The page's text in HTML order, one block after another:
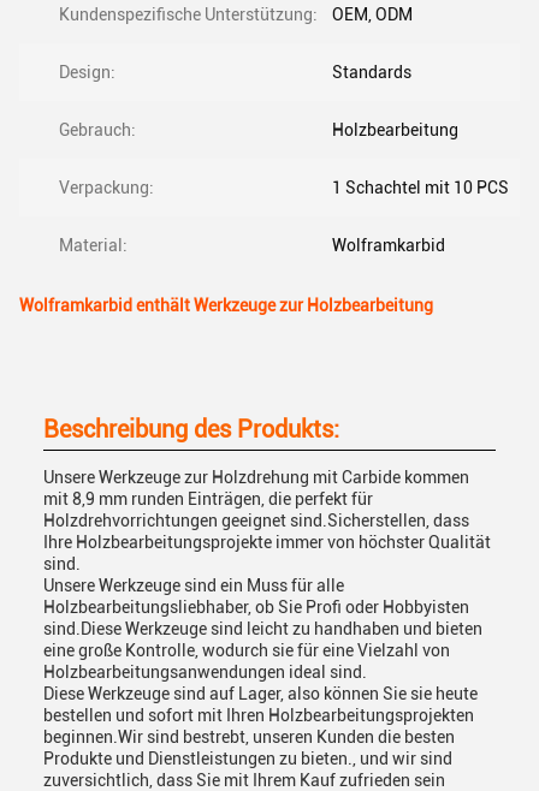
Kundenspezifische Unterstützung: OEM, ODM
Design: Standards
Gebrauch: Holzbearbeitung
Verpackung: 1 Schachtel mit 10 PCS
Material: Wolframkarbid
Wolframkarbid enthält Werkzeuge zur Holzbearbeitung
Beschreibung des Produkts:
Unsere Werkzeuge zur Holzdrehung mit Carbide kommen
mit 8,9 mm runden Einträgen, die perfekt für
Holzdrehvorrichtungen geeignet sind.Sicherstellen, dass
Ihre Holzbearbeitungsprojekte immer von höchster Qualität
sind.
Unsere Werkzeuge sind ein Muss für alle
Holzbearbeitungsliebhaber, ob Sie Profi oder Hobbyisten
sind.Diese Werkzeuge sind leicht zu handhaben und bieten
eine große Kontrolle, wodurch sie für eine Vielzahl von
Holzbearbeitungsanwendungen ideal sind.
Diese Werkzeuge sind auf Lager, also können Sie sie heute
bestellen und sofort mit Ihren Holzbearbeitungsprojekten
beginnen.Wir sind bestrebt, unseren Kunden die besten
Produkte und Dienstleistungen zu bieten., und wir sind
zuversichtlich, dass Sie mit Ihrem Kauf zufrieden sein